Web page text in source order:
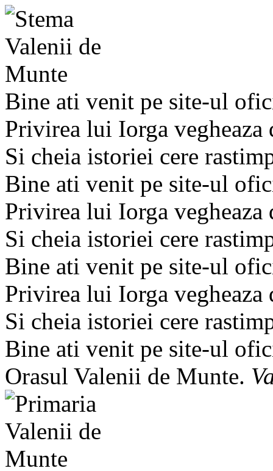
Bine ati venit pe site-ul
Privirea lui Iorga
Si cheia istoriei cere
Bine ati venit pe site-ul
Privirea lui Iorga
Si cheia istoriei cere
Bine ati venit pe site-ul
Privirea lui Iorga
Si cheia istoriei cere
Bine ati venit pe site-ul
Orasul Valenii de Munte.